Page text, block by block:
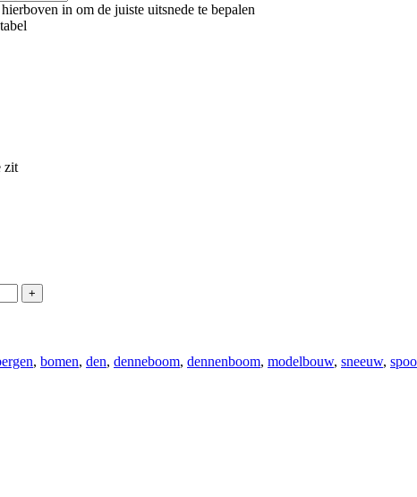
in om de juiste uitsnede te bepalen
zit
, bomen, den, denneboom, dennenboom, modelbouw, sneeuw,